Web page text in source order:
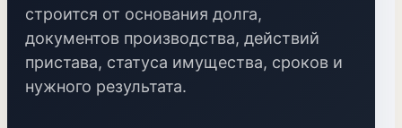
строится от основания долга,
документов производства, действий
пристава, статуса имущества, сроков и
нужного результата.